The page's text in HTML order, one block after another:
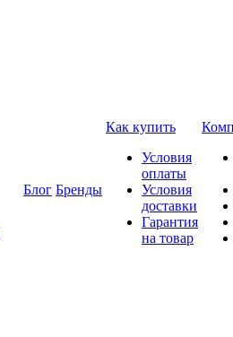
Блог Бренды
Как купить
Условия
оплаты
Условия
доставки
Гарантия
на товар